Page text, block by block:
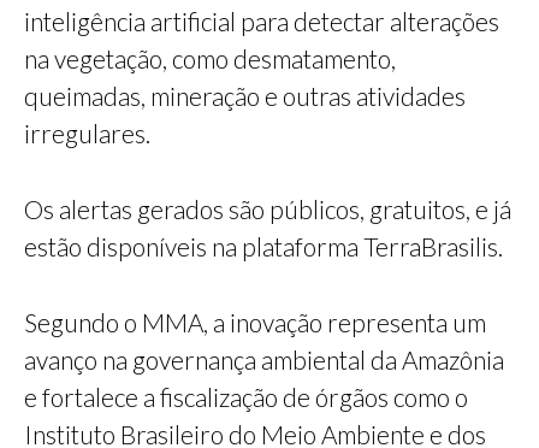
inteligência artificial para detectar alterações
na vegetação, como desmatamento,
queimadas, mineração e outras atividades
irregulares.
Os alertas gerados são públicos, gratuitos, e já
estão disponíveis na plataforma TerraBrasilis.
Segundo o MMA, a inovação representa um
avanço na governança ambiental da Amazônia
e fortalece a fiscalização de órgãos como o
Instituto Brasileiro do Meio Ambiente e dos